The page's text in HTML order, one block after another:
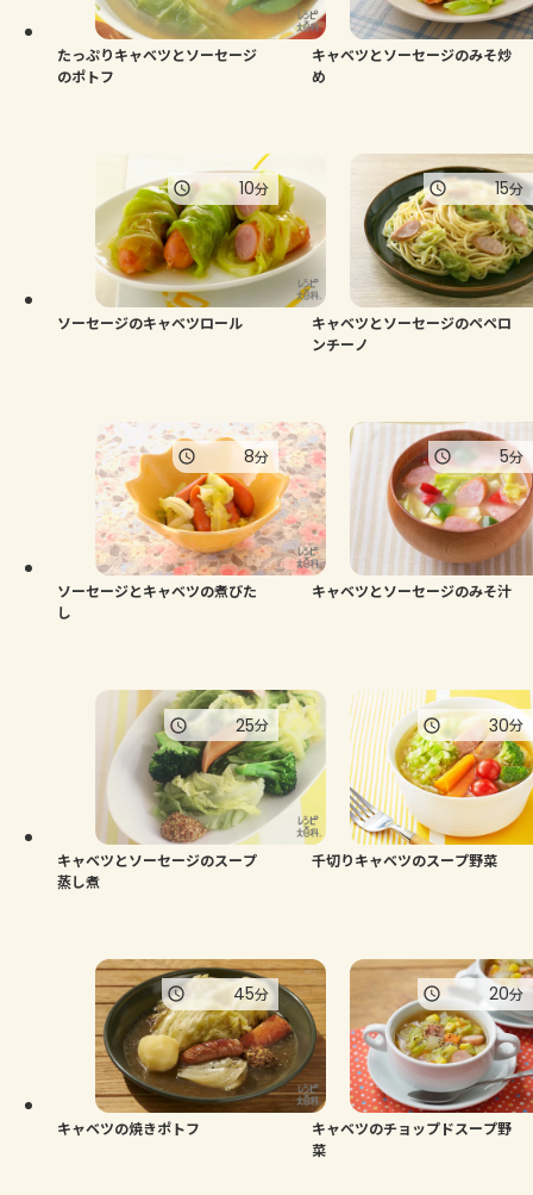
たっぷりキャベツとソーセージ
のポトフ
キャベツとソーセージのみそ炒
め
ソーセージのキャベツロール
10分
キャベツとソーセージのペペロ
ンチーノ
15分
ソーセージとキャベツの煮びた
し
8分
キャベツとソーセージのみそ汁
5分
キャベツとソーセージのスープ
蒸し煮
25分
千切りキャベツのスープ野菜
30分
キャベツの焼きポトフ
45分
キャベツのチョップドスープ野
菜
20分